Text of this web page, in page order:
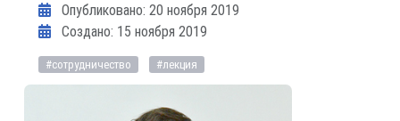
Информация о материале
Опубликовано: 20 ноября 2019
Создано: 15 ноября 2019
#сотрудничество #лекция